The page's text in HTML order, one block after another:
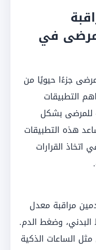
في
جزءًا حيويًا من
التطبيقات
للمرضى بشكل
هذه التطبيقات
القرارات
مراقبة معدل
البدني، وضغط الدم.
الساعات الذكية